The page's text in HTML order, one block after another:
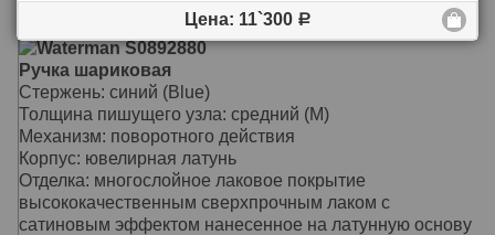
Waterman S0892880
Ручка шариковая
Стержень: синий (Blue)
Толщина пишущего узла: средний (M)
Механизм: поворотного действия
Корпус: ювелирная латунь
Отделка: многослойное лаковое покрытие
высококачественным сверхпрочным лаком с
сатиновым эффектом нанесенное на латунную основу
Цена: 11`300 Р